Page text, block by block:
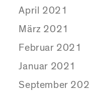
April 2021
März 2021
Februar 2021
Januar 2021
September